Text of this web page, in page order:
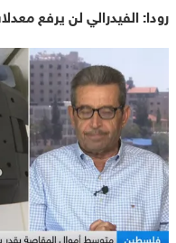
رودا: الفيدرالي لن يرفع